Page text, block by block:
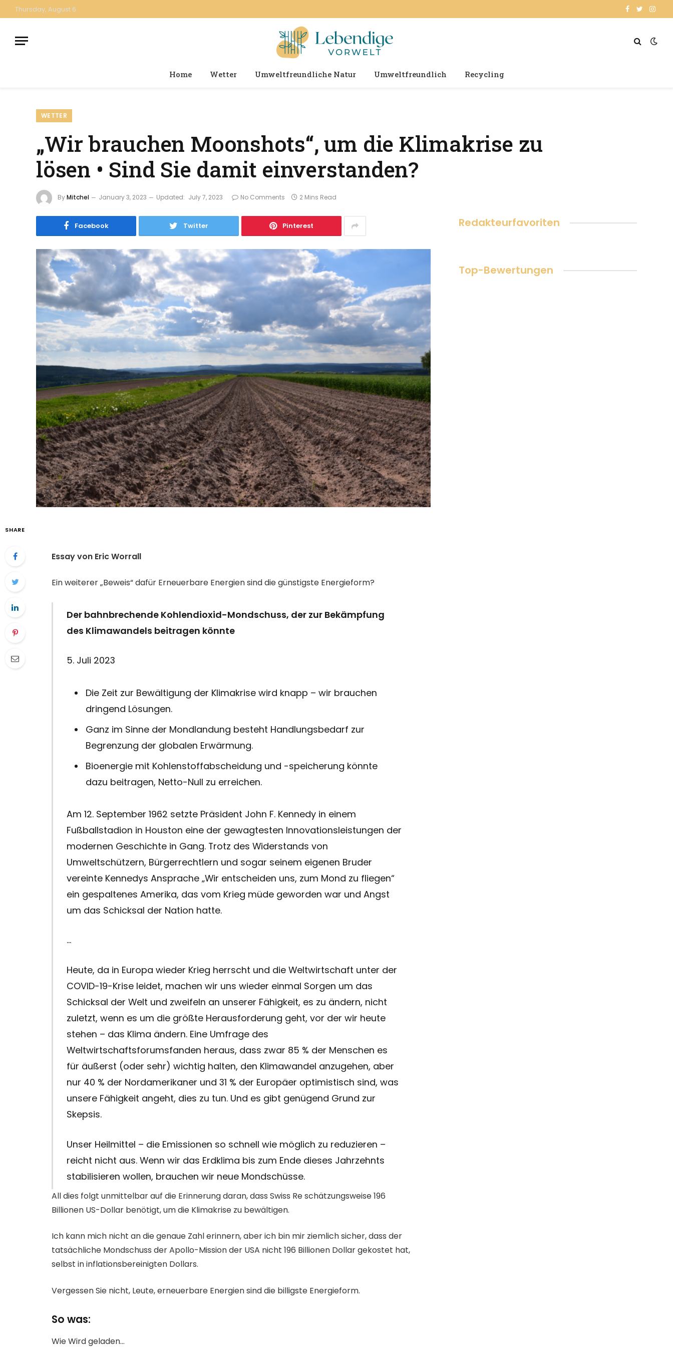
Thursday, August 6 Facebook
Twitter
Home Wetter Umweltfreundliche Natur Umweltfreundlich Recycling
WETTER
„Wir brauchen Moonshots“, um die Klimakrise zu
lösen • Sind Sie damit einverstanden?
ByMitchel January 3, 2023 Updated: July 7, 2023 No Comments 2 Mins Read
Facebook Twitter Pinterest
SHARE
Essay von Eric Worrall
Ein weiterer „Beweis“ dafür Erneuerbare Energien sind die günstigste Energieform?
Der bahnbrechende Kohlendioxid-Mondschuss, der zur Bekämpfung
des Klimawandels beitragen könnte
5. Juli 2023
Die Zeit zur Bewältigung der Klimakrise wird knapp – wir brauchen
dringend Lösungen.
Ganz im Sinne der Mondlandung besteht Handlungsbedarf zur
Begrenzung der globalen Erwärmung.
Bioenergie mit Kohlenstoffabscheidung und -speicherung könnte
dazu beitragen, Netto-Null zu erreichen.
Am 12. September 1962 setzte Präsident John F. Kennedy in einem
Fußballstadion in Houston eine der gewagtesten Innovationsleistungen der
modernen Geschichte in Gang. Trotz des Widerstands von
Umweltschützern, Bürgerrechtlern und sogar seinem eigenen Bruder
vereinte Kennedys Ansprache „Wir entscheiden uns, zum Mond zu fliegen“
ein gespaltenes Amerika, das vom Krieg müde geworden war und Angst
um das Schicksal der Nation hatte.
…
Heute, da in Europa wieder Krieg herrscht und die Weltwirtschaft unter der
COVID-19-Krise leidet, machen wir uns wieder einmal Sorgen um das
Schicksal der Welt und zweifeln an unserer Fähigkeit, es zu ändern, nicht
zuletzt, wenn es um die größte Herausforderung geht, vor der wir heute
stehen – das Klima ändern. Eine Umfrage des
Weltwirtschaftsforumsfanden heraus, dass zwar 85 % der Menschen es
für äußerst (oder sehr) wichtig halten, den Klimawandel anzugehen, aber
nur 40 % der Nordamerikaner und 31 % der Europäer optimistisch sind, was
unsere Fähigkeit angeht, dies zu tun. Und es gibt genügend Grund zur
Skepsis.
Unser Heilmittel – die Emissionen so schnell wie möglich zu reduzieren –
reicht nicht aus. Wenn wir das Erdklima bis zum Ende dieses Jahrzehnts
stabilisieren wollen, brauchen wir neue Mondschüsse.
All dies folgt unmittelbar auf die Erinnerung daran, dass Swiss Re schätzungsweise 196
Billionen US-Dollar benötigt, um die Klimakrise zu bewältigen.
Ich kann mich nicht an die genaue Zahl erinnern, aber ich bin mir ziemlich sicher, dass der
tatsächliche Mondschuss der Apollo-Mission der USA nicht 196 Billionen Dollar gekostet hat,
selbst in inflationsbereinigten Dollars.
Vergessen Sie nicht, Leute, erneuerbare Energien sind die billigste Energieform.
So was:
WieWird geladen…
Redakteurfavoriten
Top-Bewertungen